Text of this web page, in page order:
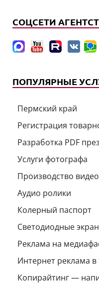
СОЦСЕТИ
ПОПУЛЯРНЫЕ
Пермский край
Регистрация
Разработка PDF
Услуги фотографа
Производство
Аудио ролики
Колерный паспорт
Светодиодные
Реклама на
Интернет реклама
Копирайтинг —